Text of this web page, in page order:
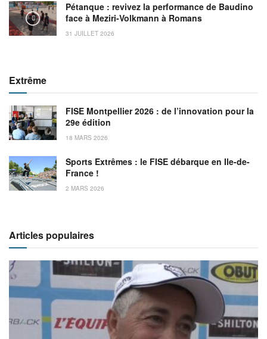
Pétanque : revivez la performance de Baudino
face à Meziri-Volkmann à Romans
31 JUILLET 2026
Extrême
FISE Montpellier 2026 : de l’innovation pour la
29e édition
18 MARS 2026
Sports Extrêmes : le FISE débarque en Ile-de-
France !
2 MARS 2026
Articles populaires